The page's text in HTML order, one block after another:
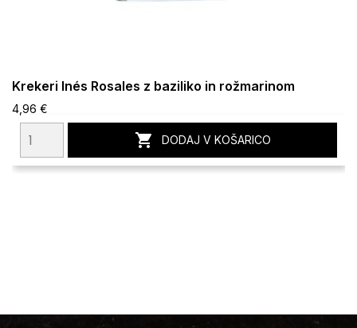
Krekeri Inés Rosales z baziliko in rožmarinom
4,96 €
 DODAJ V KOŠARICO